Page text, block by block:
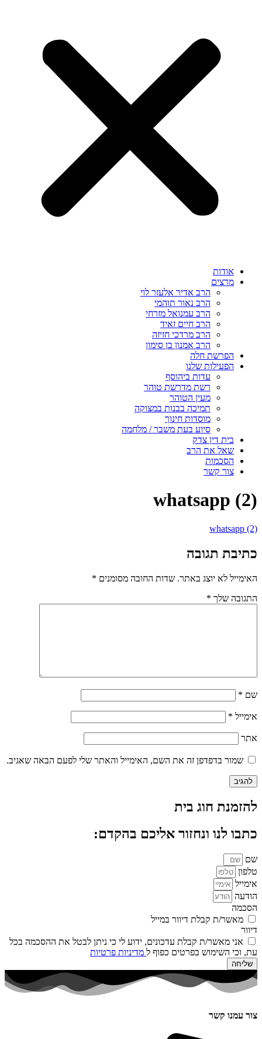
אודות
מרצים
הרב אדיר אלעזר לוי
הרב נאור תוהמי
הרב עמנואל מזרחי
הרב חיים זאיד
הרב מרדכי חזיזה
הרב אמנון בן סימון
הפרשת חלה
הפעילות שלנו
עדות ביהוסף
רשת מדרשת טוהר
מעין הטוהר
תמיכה בבנות במצוקה
מוסדות חינוך
סיוע בעת משבר / מלחמה
בית דין צדק
שאל את הרב
הסכמות
צור קשר
whatsapp (2)
whatsapp (2)
כתיבת תגובה
האימייל לא יוצג באתר. שדות החובה מסומנים *
התגובה שלך *
שם *
אימייל *
אתר
שמור בדפדפן זה את השם, האימייל והאתר שלי לפעם הבאה שאגיב.
להזמנת חוג בית
כתבו לנו ונחזור אליכם בהקדם:
שם
טלפון
אימייל
הודעה
הסכמה
מאשר/ת קבלת דיוור במייל
דיוור
אני מאשר/ת קבלת עדכונים, ידוע לי כי ניתן לבטל את ההסכמה בכל
עת, וכי השימוש בפרטים כפוף ל מדיניות פרטיות
שליחה
צור עמנו קשר